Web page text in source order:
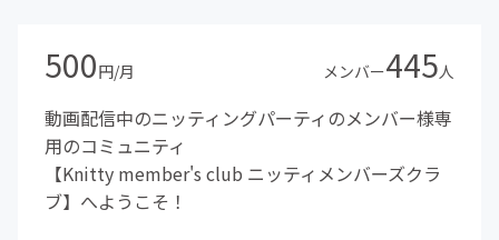
500円/月 メンバー445人
動画配信中のニッティングパーティのメンバー様専
用のコミュニティ
【Knitty member's club ニッティメンバーズクラ
ブ】へようこそ！